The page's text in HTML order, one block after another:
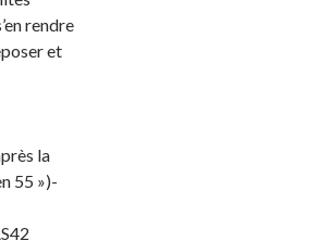
rendre
et
la
55 »)-